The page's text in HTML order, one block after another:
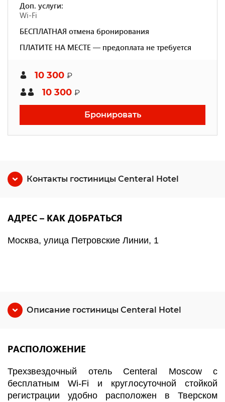
Доп. услуги:
Wi-Fi
БЕСПЛАТНАЯ отмена бронирования
ПЛАТИТЕ НА МЕСТЕ — предоплата не требуется
10 300 ₽
10 300 ₽
Бронировать
Контакты гостиницы Centeral Hotel
АДРЕС – КАК ДОБРАТЬСЯ
Москва, улица Петровские Линии, 1
Описание гостиницы Centeral Hotel
РАСПОЛОЖЕНИЕ
Трехзвездочный отель Centeral Moscow с
бесплатным Wi-Fi и круглосуточной стойкой
регистрации удобно расположен в Тверском